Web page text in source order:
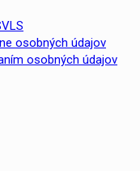
osobných údajov
osobných údajov